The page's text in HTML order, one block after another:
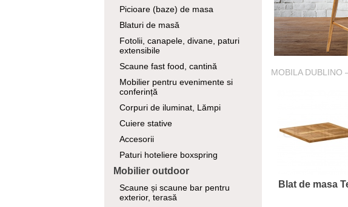
Picioare (baze) de masa
Blaturi de masă
Fotolii, canapele, divane, paturi
extensibile
Scaune fast food, cantină
Mobilier pentru evenimente si
conferință
Corpuri de iluminat, Lămpi
Cuiere stative
Accesorii
Paturi hoteliere boxspring
Mobilier outdoor
Scaune și scaune bar pentru
exterior, terasă
MOBILA DUBLINO
Blat de masa